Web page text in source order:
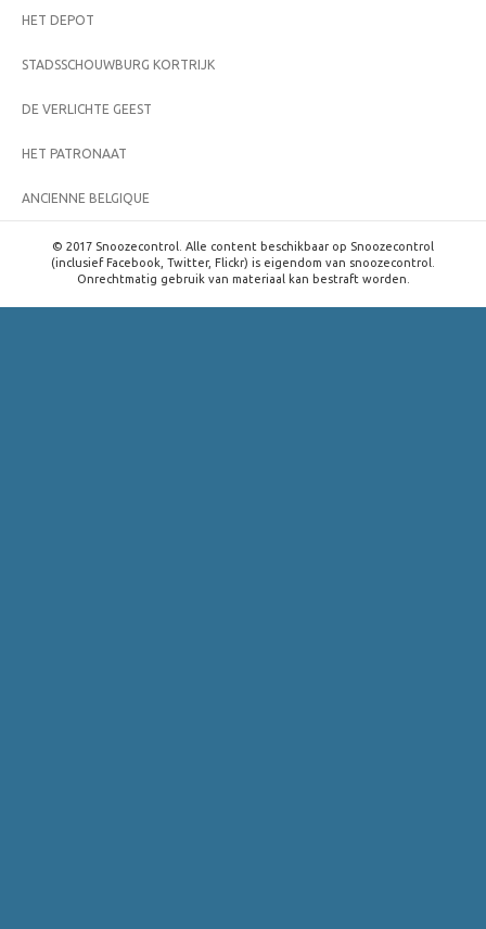
HET DEPOT
STADSSCHOUWBURG KORTRIJK
DE VERLICHTE GEEST
HET PATRONAAT
ANCIENNE BELGIQUE
© 2017 Snoozecontrol. Alle content beschikbaar op Snoozecontrol
(inclusief Facebook, Twitter, Flickr) is eigendom van snoozecontrol.
Onrechtmatig gebruik van materiaal kan bestraft worden.